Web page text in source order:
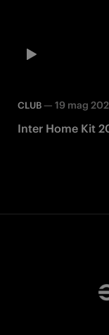
CLUB— 19 mag
Inter Home Kit